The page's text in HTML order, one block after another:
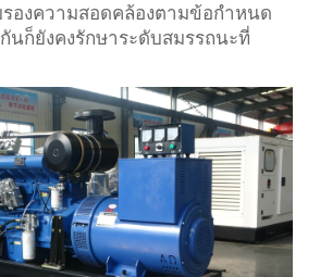
องความสอดคล้องตามข้อกำหนด
นก็ยังคงรักษาระดับสมรรถนะที่